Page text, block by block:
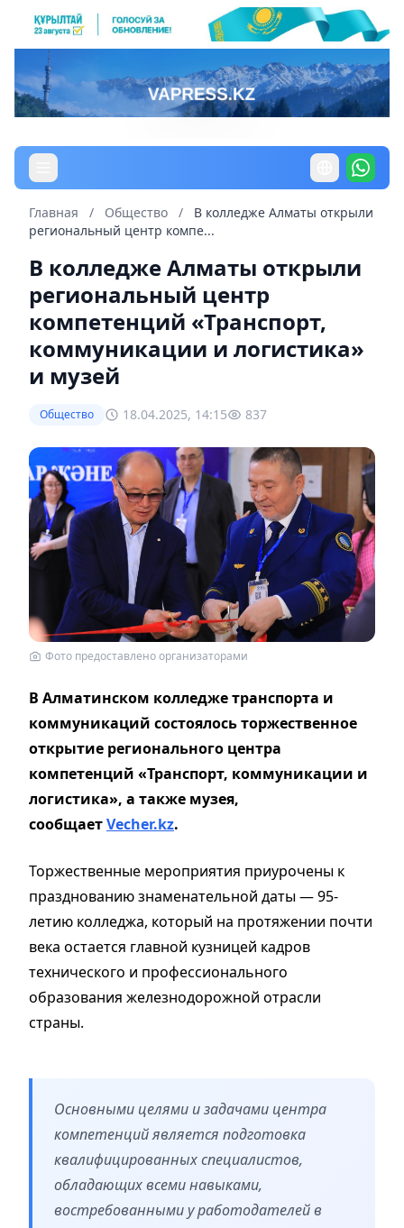
Главная / Общество /
В колледже Алматы открыли
региональный центр компе...
В колледже Алматы открыли
региональный центр
компетенций «Транспорт,
коммуникации и логистика»
и музей
Общество 18.04.2025, 14:15 837
Фото предоставлено организаторами
В Алматинском колледже транспорта и
коммуникаций состоялось торжественное
открытие регионального центра
компетенций «Транспорт, коммуникации и
логистика», а также музея,
сообщаетVecher.kz.
Торжественные мероприятия приурочены к
празднованию знаменательной даты — 95-
летию колледжа, который на протяжении почти
века остается главной кузницей кадров
технического и профессионального
образования железнодорожной отрасли
страны.
Основными целями и задачами центра
компетенций является подготовка
квалифицированных специалистов,
обладающих всеми навыками,
востребованными у работодателей в